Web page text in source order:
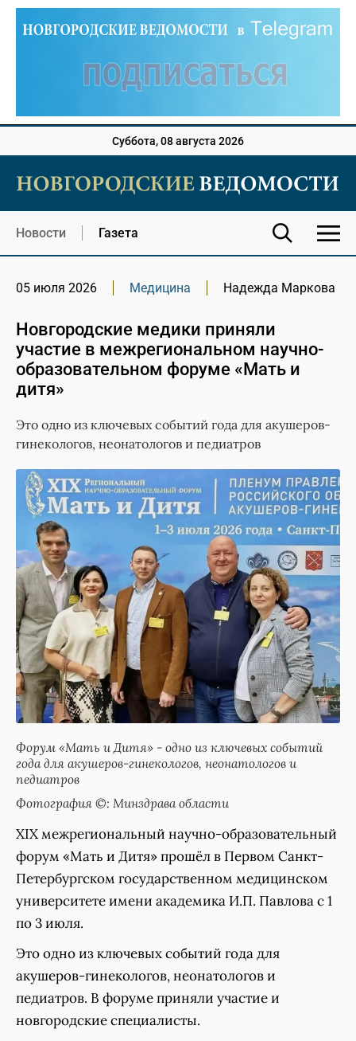
Суббота, 08 августа 2026
Новости Газета
05 июля 2026 Медицина Надежда Маркова
Новгородские медики приняли
участие в межрегиональном научно-
образовательном форуме «Мать и
дитя»
Это одно из ключевых событий года для акушеров-
гинекологов, неонатологов и педиатров
Форум «Мать и Дитя» - одно из ключевых событий
года для акушеров-гинекологов, неонатологов и
педиатров
Фотография ©: Минздрава области
XIX межрегиональный научно-образовательный
форум «Мать и Дитя» прошёл в Первом Санкт-
Петербургском государственном медицинском
университете имени академика И.П. Павлова с 1
по 3 июля.
Это одно из ключевых событий года для
акушеров-гинекологов, неонатологов и
педиатров. В форуме приняли участие и
новгородские специалисты.